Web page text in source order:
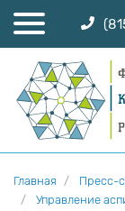
Главная Пресс-
Управление